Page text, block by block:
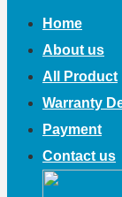
Home
About us
All Product
Warranty
Payment
Contact us